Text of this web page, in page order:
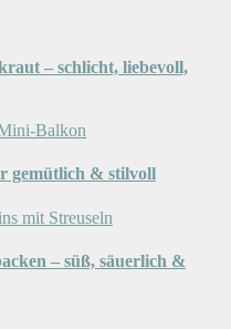
– schlicht, liebevoll,
gemütlich & stilvoll
– süß, säuerlich &